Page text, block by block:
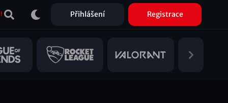
Přihlášení Registrace